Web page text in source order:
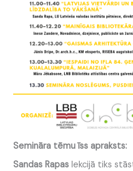
Semināra tēmu īss apraksts:
Sandas Rapas lekcijā tiks